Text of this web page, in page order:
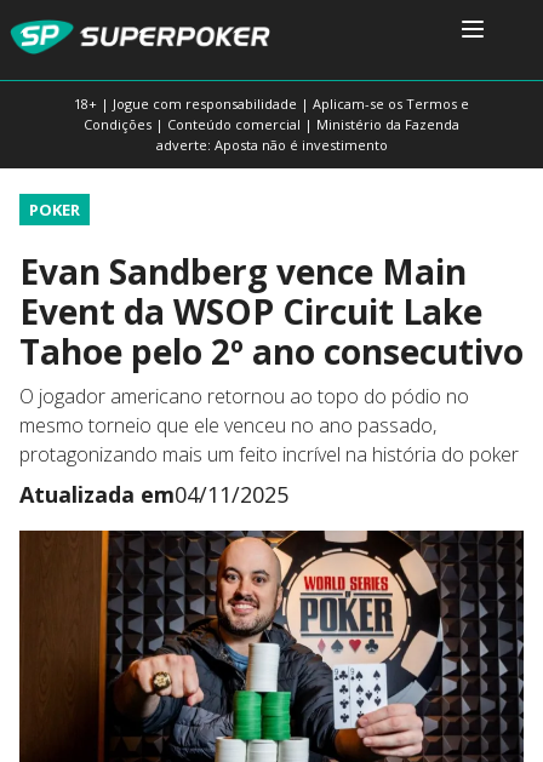
18+ | Jogue com responsabilidade | Aplicam-se os Termos e
Condições | Conteúdo comercial | Ministério da Fazenda
adverte: Aposta não é investimento
POKER
Evan Sandberg vence Main
Event da WSOP Circuit Lake
Tahoe pelo 2º ano consecutivo
O jogador americano retornou ao topo do pódio no
mesmo torneio que ele venceu no ano passado,
protagonizando mais um feito incrível na história do poker
Atualizada em04/11/2025